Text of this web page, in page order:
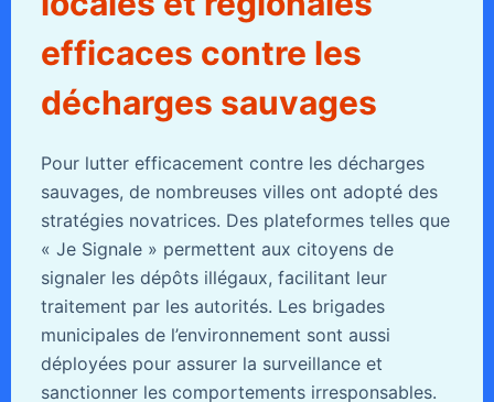
efficaces contre les
décharges sauvages
Pour lutter efficacement contre les décharges
sauvages, de nombreuses villes ont adopté des
stratégies novatrices. Des plateformes telles que
« Je Signale » permettent aux citoyens de
signaler les dépôts illégaux, facilitant leur
traitement par les autorités. Les brigades
municipales de l’environnement sont aussi
déployées pour assurer la surveillance et
sanctionner les comportements irresponsables.